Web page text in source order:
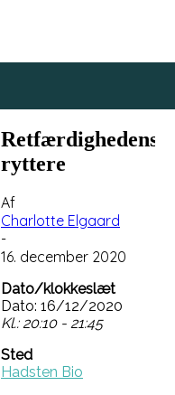
Retfærdighedens
ryttere
Af
Charlotte Elgaard
-
16. december 2020
Dato/klokkeslæt
Dato: 16/12/2020
Kl.: 20:10 - 21:45
Sted
Hadsten Bio